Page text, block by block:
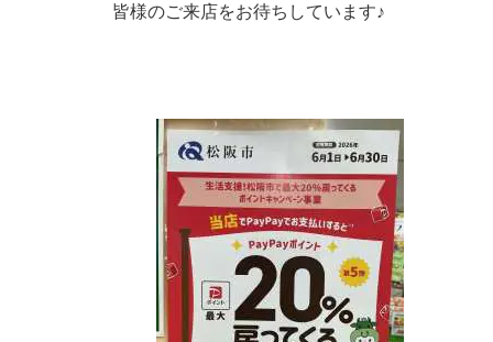
皆様のご来店をお待ちしています♪